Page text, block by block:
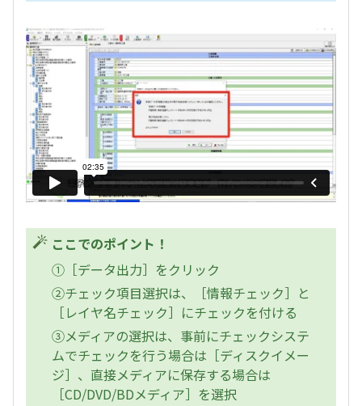
ここでのポイント！
①［データ出力］をクリック
②チェック項目選択は、［情報チェック］と
［レイヤ名チェック］にチェックを付ける
③メディアの選択は、事前にチェックシステ
ムでチェックを行う場合は［ディスクイメー
ジ］、直接メディアに保存する場合は
［CD/DVD/BDメディア］を選択